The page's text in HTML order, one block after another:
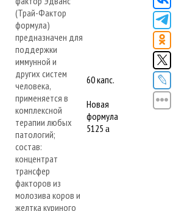
60 капс.
Новая
формула
5125 a